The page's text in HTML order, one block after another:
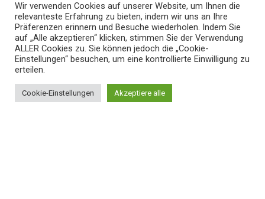
Unser Prozess
Häufig gestellte Fragen
Blogs
Datenschutz
Versandbedingungen
Wir verwenden Cookies auf unserer Website, um Ihnen die
relevanteste Erfahrung zu bieten, indem wir uns an Ihre
Präferenzen erinnern und Besuche wiederholen. Indem Sie
auf „Alle akzeptieren“ klicken, stimmen Sie der Verwendung
ALLER Cookies zu. Sie können jedoch die „Cookie-
Einstellungen“ besuchen, um eine kontrollierte Einwilligung zu
erteilen.
Cookie-Einstellungen Akzeptiere alle
0